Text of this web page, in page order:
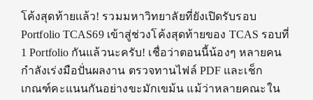
โค้งสุดท้ายเเล้ว! รวมมหาวิทยาลัยที่ยังเปิดรับรอบ
Portfolio TCAS69 เข้าสู่ช่วงโค้งสุดท้ายของ TCAS รอบที่
1 Portfolio กันแล้วนะครับ! เชื่อว่าตอนนี้น้องๆ หลายคน
กำลังเร่งมือปั่นผลงาน ตรวจทานไฟล์ PDF และเช็ก
เกณฑ์คะแนนกันอย่างขะมักเขม้น แม้ว่าหลายคณะใน